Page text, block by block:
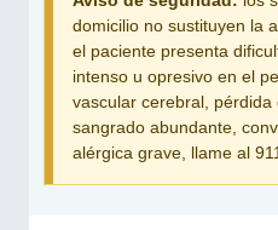
domicilio no sustituyen la
el paciente presenta
intenso u opresivo en el
vascular cerebral, pérdida
sangrado abundante,
alérgica grave, llame al